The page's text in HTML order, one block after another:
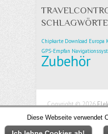
Chipkarte Download Europa
GPS-Empfan
Zubehör
Copyright © 2026
TravelControl –
Theme Horse |
Diese Webseite verwendet